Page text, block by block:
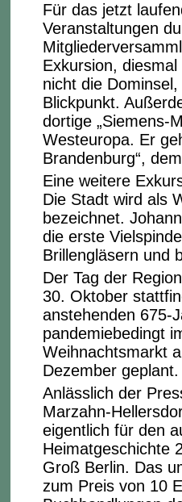
Für das jetzt
Veranstaltungen
Exkursion,
nicht die
Blickpunkt.
dortige „Siemens-
Westeuropa. Er
Brandenburg“,
Eine weitere
Die Stadt wird als
bezeichnet.
die erste
Brillengläsern und
Der Tag der
30. Oktober
anstehenden 675-
pandemiebedingt
Weihnachtsmarkt
Dezember geplant.
Anlässlich der
Marzahn-
eigentlich für den
Heimatgeschichte
Groß Berlin. Das
zum Preis von 10